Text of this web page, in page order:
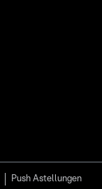
Push Astellungen